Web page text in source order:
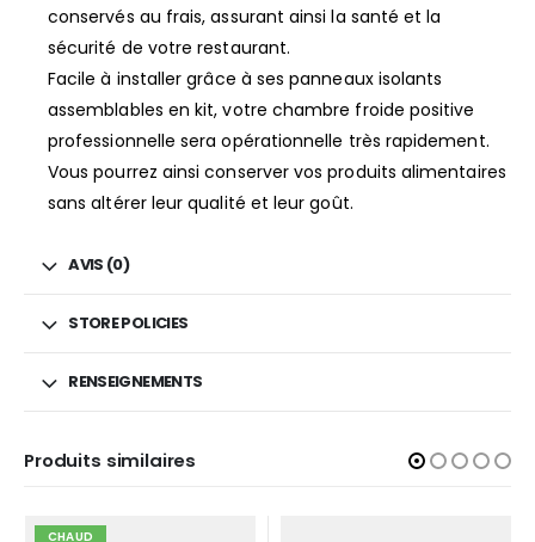
conservés au frais, assurant ainsi la santé et la
sécurité de votre restaurant.
Facile à installer grâce à ses panneaux isolants
assemblables en kit, votre chambre froide positive
professionnelle sera opérationnelle très rapidement.
Vous pourrez ainsi conserver vos produits alimentaires
sans altérer leur qualité et leur goût.
AVIS (0)
STORE POLICIES
RENSEIGNEMENTS
Produits similaires